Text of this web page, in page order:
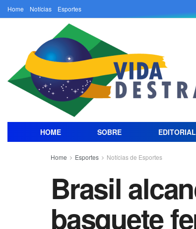
Home Notícias Esportes
HOME SOBRE EDITORIAL
Home Esportes Notícias de Esportes
Brasil
basquete